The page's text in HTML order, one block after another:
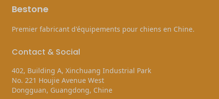
Bestone
Premier fabricant d'équipements pour chiens en Chine.
Contact & Social
402, Building A, Xinchuang Industrial Park
No. 221 Houjie Avenue West
Dongguan, Guangdong, Chine